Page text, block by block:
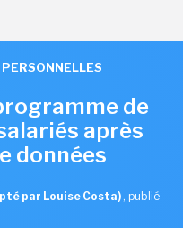
de
après
données
par Louise Costa) , publié